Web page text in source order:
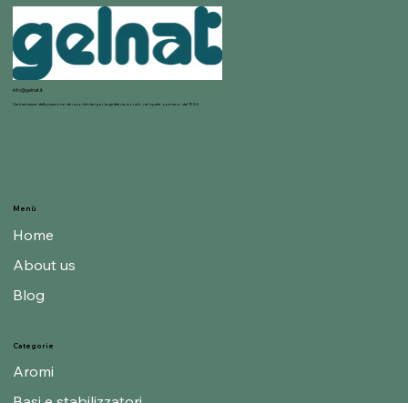
info@gelnat.it
Gelnat nasce dalla passione dei suoi titolari per la gelateria, mondo nel quale operano dal 1950.
Categorie
Aromi
Menù
Home
About us
Blog